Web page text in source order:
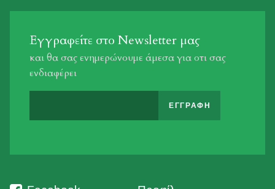
Εγγραφείτε στο Newsletter μας
και θα σας ενημερώνουμε άμεσα για οτι σας
ενδιαφέρει